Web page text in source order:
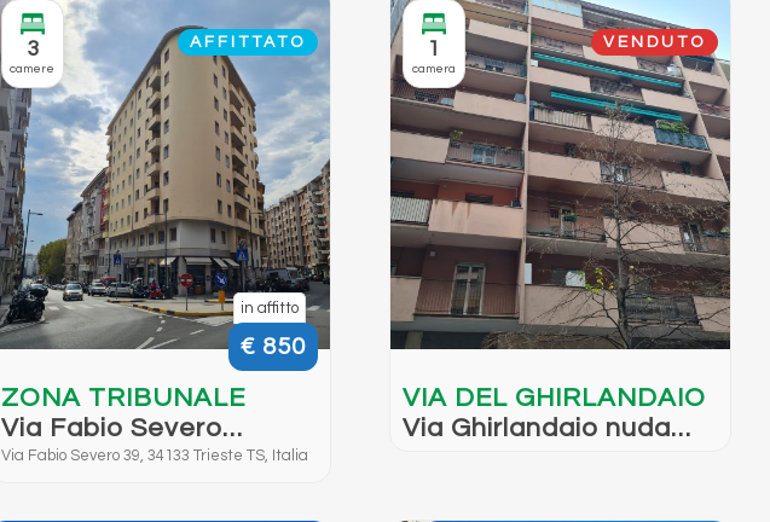
3
camere
AFFITTATO
in affitto
€ 850
ZONA TRIBUNALE
Via Fabio Severo
(angolo Coroneo)
Via Fabio Severo 39, 34133 Trieste TS, Italia
1
camera
VENDUTO
VIA DEL GHIRLANDAIO
Via Ghirlandaio nuda